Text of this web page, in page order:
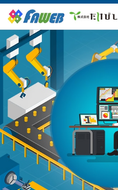
製品情報
ソリューション
ダウンロード
購入・サポート
よくあるご質問
会社概要